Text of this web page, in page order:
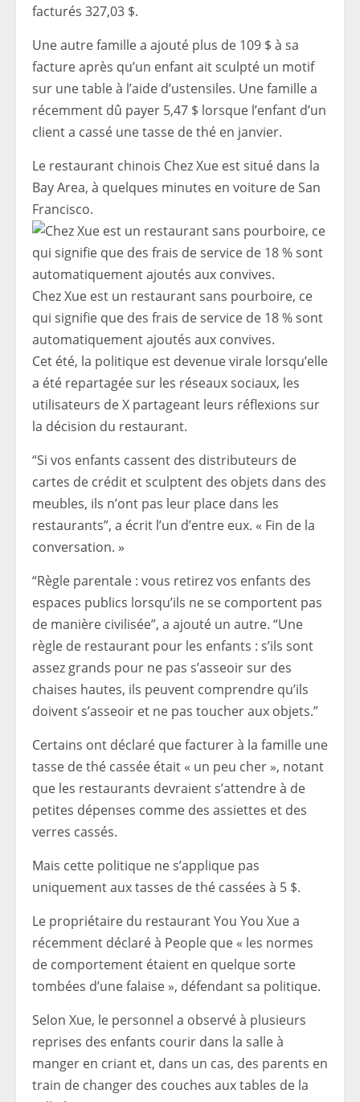
facturés 327,03 $.
Une autre famille a ajouté plus de 109 $ à sa
facture après qu’un enfant ait sculpté un motif
sur une table à l’aide d’ustensiles. Une famille a
récemment dû payer 5,47 $ lorsque l’enfant d’un
client a cassé une tasse de thé en janvier.
Le restaurant chinois Chez Xue est situé dans la
Bay Area, à quelques minutes en voiture de San
Francisco.
Chez Xue est un restaurant sans pourboire, ce
qui signifie que des frais de service de 18 % sont
automatiquement ajoutés aux convives.
Cet été, la politique est devenue virale lorsqu’elle
a été repartagée sur les réseaux sociaux, les
utilisateurs de X partageant leurs réflexions sur
la décision du restaurant.
“Si vos enfants cassent des distributeurs de
cartes de crédit et sculptent des objets dans des
meubles, ils n’ont pas leur place dans les
restaurants”, a écrit l’un d’entre eux. « Fin de la
conversation. »
“Règle parentale : vous retirez vos enfants des
espaces publics lorsqu’ils ne se comportent pas
de manière civilisée”, a ajouté un autre. “Une
règle de restaurant pour les enfants : s’ils sont
assez grands pour ne pas s’asseoir sur des
chaises hautes, ils peuvent comprendre qu’ils
doivent s’asseoir et ne pas toucher aux objets.”
Certains ont déclaré que facturer à la famille une
tasse de thé cassée était « un peu cher », notant
que les restaurants devraient s’attendre à de
petites dépenses comme des assiettes et des
verres cassés.
Mais cette politique ne s’applique pas
uniquement aux tasses de thé cassées à 5 $.
Le propriétaire du restaurant You You Xue a
récemment déclaré à People que « les normes
de comportement étaient en quelque sorte
tombées d’une falaise », défendant sa politique.
Selon Xue, le personnel a observé à plusieurs
reprises des enfants courir dans la salle à
manger en criant et, dans un cas, des parents en
train de changer des couches aux tables de la